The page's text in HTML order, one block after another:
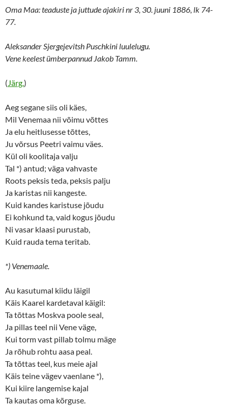
Oma Maa: teaduste ja juttude ajakiri nr 3, 30. juuni 1886, lk 74-
77.
Aleksander Sjergejevitsh Puschkini luulelugu.
Vene keelest ümberpannud Jakob Tamm.
(Järg.)
Aeg segane siis oli käes,
Mil Venemaa nii võimu võttes
Ja elu heitlusesse tõttes,
Ju võrsus Peetri vaimu väes.
Kül oli koolitaja valju
Tal *) antud; väga vahvaste
Roots peksis teda, peksis palju
Ja karistas nii kangeste.
Kuid kandes karistuse jõudu
Ei kohkund ta, vaid kogus jõudu
Ni vasar klaasi purustab,
Kuid rauda tema teritab.
*) Venemaale.
Au kasutumal kiidu läigil
Käis Kaarel kardetaval käigil:
Ta tõttas Moskva poole seal,
Ja pillas teel nii Vene väge,
Kui torm vast pillab tolmu mäge
Ja rõhub rohtu aasa peal.
Ta tõttas teel, kus meie ajal
Käis teine vägev vaenlane *),
Kui kiire langemise kajal
Ta kautas oma kõrguse.